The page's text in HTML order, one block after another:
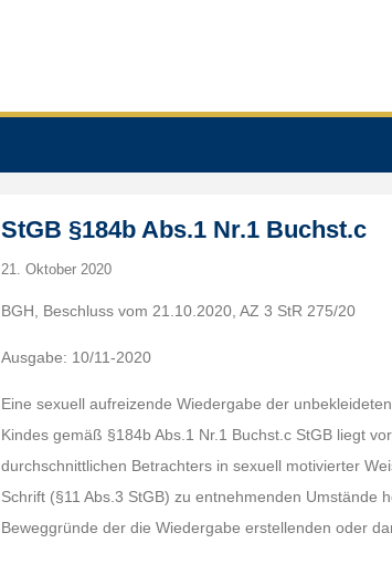
StGB §184b Abs.1 Nr.1 Buchst.c
21. Oktober 2020
BGH, Beschluss vom 21.10.2020, AZ 3 StR 275/20
Ausgabe: 10/11-2020
Eine sexuell aufreizende Wiedergabe der
Kindes gemäß §184b Abs.1 Nr.1 Buchst.c StGB liegt
durchschnittlichen Betrachters in sexuell motivierter
Schrift (§11 Abs.3 StGB) zu entnehmenden Umstände
Beweggründe der die Wiedergabe erstellenden oder